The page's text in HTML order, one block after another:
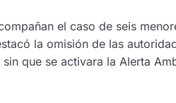
el caso de seis
la omisión de las
que se activara la Alerta